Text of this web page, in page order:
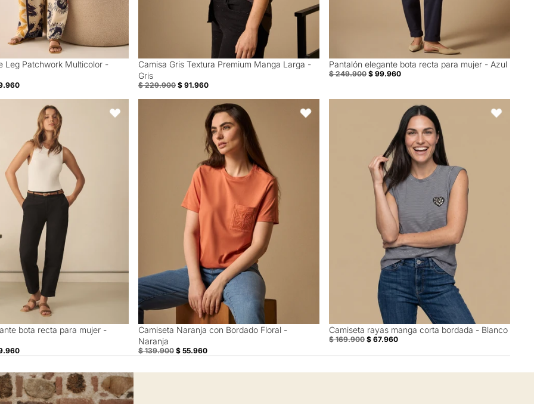
Leg Patchwork Multicolor -
60% Off
Camisa Gris Textura Premium Manga Larga -
Gris
$ 229.900 $ 91.960
60% Off
Pantalón elegante bota recta para mujer - Azul
$ 249.900 $ 99.960
bota recta para mujer - Negro
bota recta para mujer -
Favoritos
Camiseta Naranja con Bordado Floral - Naranja
60% Off
Camiseta Naranja con Bordado Floral -
Naranja
$ 139.900 $ 55.960
Favoritos
Camiseta rayas manga corta bordada - Blanco
60% Off
Camiseta rayas manga corta bordada - Blanco
$ 169.900 $ 67.960
Favoritos